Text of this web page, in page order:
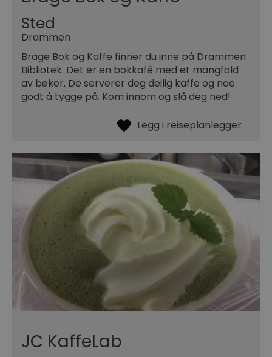
Sted
Drammen
Brage Bok og Kaffe finner du inne på Drammen
Bibliotek. Det er en bokkafé med et mangfold
av bøker. De serverer deg deilig kaffe og noe
godt å tygge på. Kom innom og slå deg ned!
JC KaffeLab